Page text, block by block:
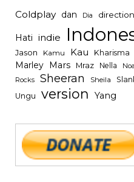
Coldplay dan Dia direction
Hati indie
Jason Kamu Kau Kharisma
Marley Mars Mraz Nella
Rocks Sheeran Sheila
Ungu version Yang